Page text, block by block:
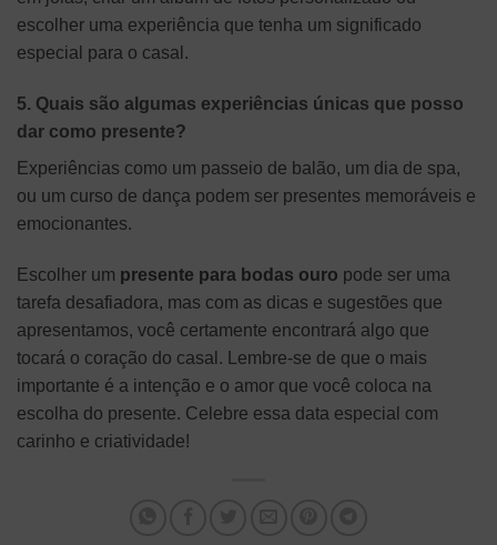
escolher uma experiência que tenha um significado
especial para o casal.
5. Quais são algumas experiências únicas que posso
dar como presente?
Experiências como um passeio de balão, um dia de spa,
ou um curso de dança podem ser presentes memoráveis e
emocionantes.
Escolher um presente para bodas ouro pode ser uma
tarefa desafiadora, mas com as dicas e sugestões que
apresentamos, você certamente encontrará algo que
tocará o coração do casal. Lembre-se de que o mais
importante é a intenção e o amor que você coloca na
escolha do presente. Celebre essa data especial com
carinho e criatividade!